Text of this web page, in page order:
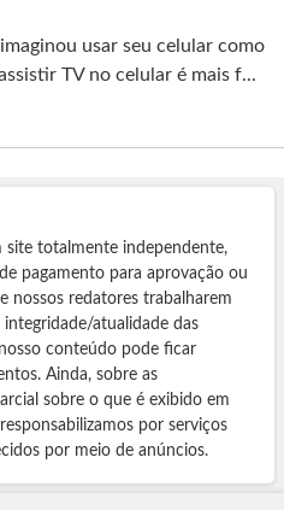
usar seu celular como
TV no celular é mais f...
site totalmente independente,
pagamento para aprovação ou
nossos redatores trabalharem
atualidade das
conteúdo pode ficar
Ainda, sobre as
sobre o que é exibido em
por serviços
por meio de anúncios.